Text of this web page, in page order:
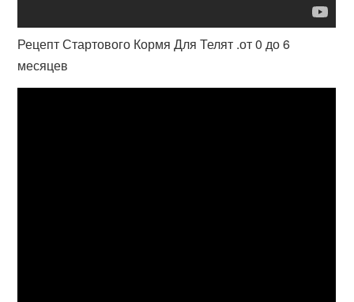
Рецепт Стартового Кормя Для Телят .от 0 до 6
месяцев